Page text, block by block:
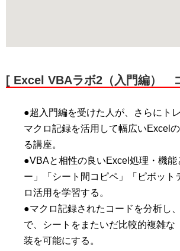
[ Excel VBAラボ2（入門編）
●超入門編を受けた人が、さらにト
マクロ記録を活用して幅広いExcel
る講座。
●VBAと相性の良いExcel処理・機能
ー」「シート間コピペ」「ピボット
ロ活用を学習する。
●マクロ記録されたコードを分析し
で、シートをまたいだ比較的複雑な
装を可能にする。